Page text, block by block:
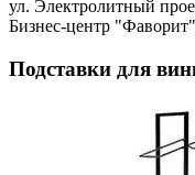
ул. Электролитный
Бизнес-центр
Подставки для